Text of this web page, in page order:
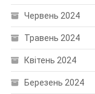
Червень 2024
Травень 2024
Квітень 2024
Березень 2024